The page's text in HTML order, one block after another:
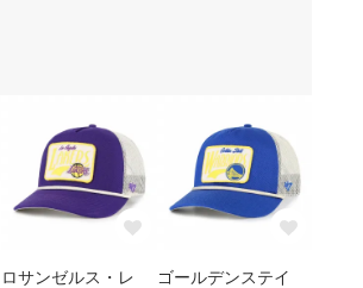
ロサンゼルス・レ
ゴールデンステイ